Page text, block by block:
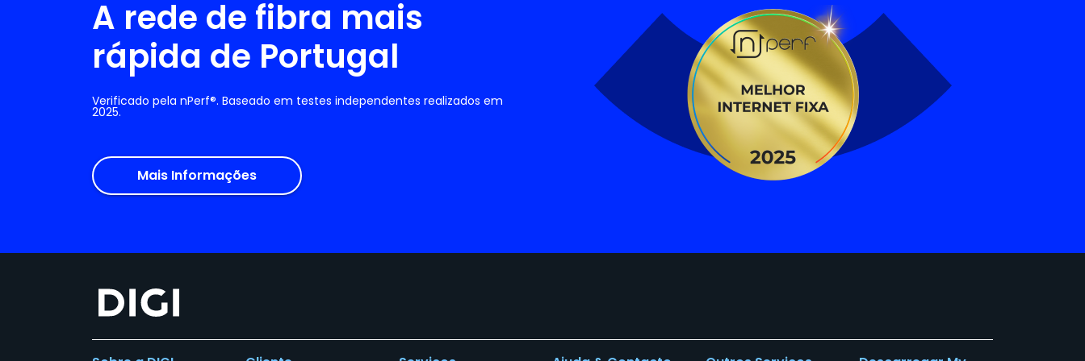
A rede de fibra mais
rápida de Portugal
Verificado pela nPerf®. Baseado em testes independentes realizados em
2025.
Mais Informações